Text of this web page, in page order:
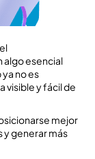
algo esencial
no es
visible y fácil de
mejor
y generar más